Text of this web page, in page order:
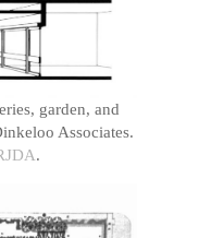
garden, and
Associates.
.